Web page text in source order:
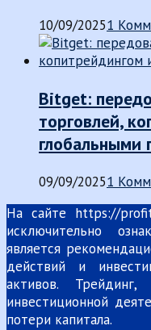
10/09/20251
Bitget:
торговлей,
глобальными
09/09/20251
На сайте https://
исключительно
является
действий и
активов.
инвестиционной
потери капитала.